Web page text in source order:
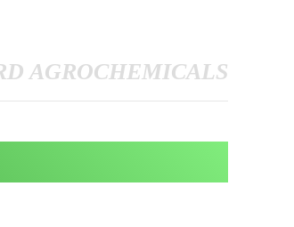
AGROCHEMICALS